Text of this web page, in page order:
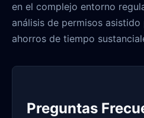
en el complejo entorno
análisis de permisos
ahorros de tiempo
Preguntas